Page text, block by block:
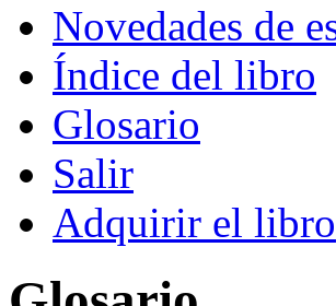
Novedades de
Índice del libro
Glosario
Salir
Adquirir el libro